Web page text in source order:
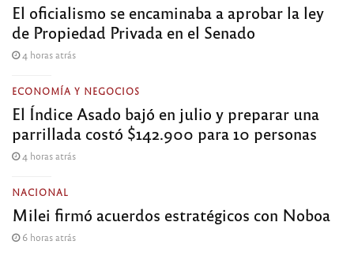
El oficialismo se encaminaba a aprobar la ley
de Propiedad Privada en el Senado
4 horas atrás
ECONOMÍA Y NEGOCIOS
El Índice Asado bajó en julio y preparar una
parrillada costó $142.900 para 10 personas
4 horas atrás
NACIONAL
Milei firmó acuerdos estratégicos con Noboa
6 horas atrás